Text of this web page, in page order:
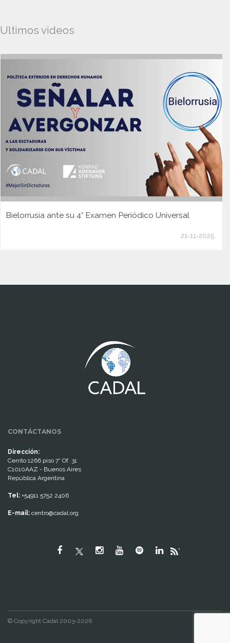
Ultimos videos
Bielorrusia ante su 4° Examen Periódico Universal
21-11-2025
CONTÁCTANOS
Dirección:
Cerrito 1266 piso 7° Of. 31
C1010AAZ - Buenos Aires
República Argentina
Tel: +54911 5752 2406
E-mail: centro@cadal.org
"
© Copyright Cadal 2003-2026